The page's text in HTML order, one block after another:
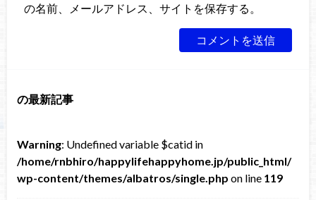
の名前、メールアドレス、サイトを保存する。
の最新記事
Warning: Undefined variable $catid in
/home/rnbhiro/happylifehappyhome.jp/public_html/
wp-content/themes/albatros/single.php on line 119